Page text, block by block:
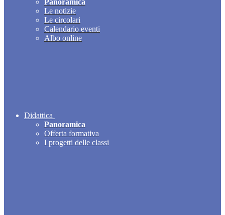
Panoramica
Le notizie
Le circolari
Calendario eventi
Albo online
Didattica
Panoramica
Offerta formativa
I progetti delle classi